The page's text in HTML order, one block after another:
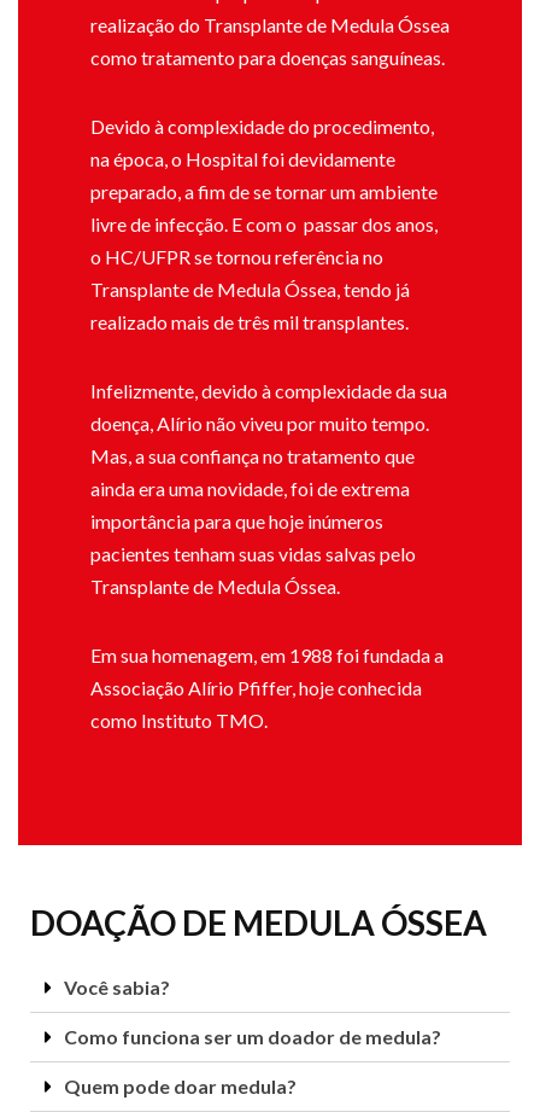
realização do Transplante de Medula Óssea
como tratamento para doenças sanguíneas.
Devido à complexidade do procedimento,
na época, o Hospital foi devidamente
preparado, a fim de se tornar um ambiente
livre de infecção. E com o passar dos anos,
o HC/UFPR se tornou referência no
Transplante de Medula Óssea, tendo já
realizado mais de três mil transplantes.
Infelizmente, devido à complexidade da sua
doença, Alírio não viveu por muito tempo.
Mas, a sua confiança no tratamento que
ainda era uma novidade, foi de extrema
importância para que hoje inúmeros
pacientes tenham suas vidas salvas pelo
Transplante de Medula Óssea.
Em sua homenagem, em 1988 foi fundada a
Associação Alírio Pfiffer, hoje conhecida
como Instituto TMO.
DOAÇÃO DE MEDULA ÓSSEA
Você sabia?
Como funciona ser um doador de medula?
Quem pode doar medula?